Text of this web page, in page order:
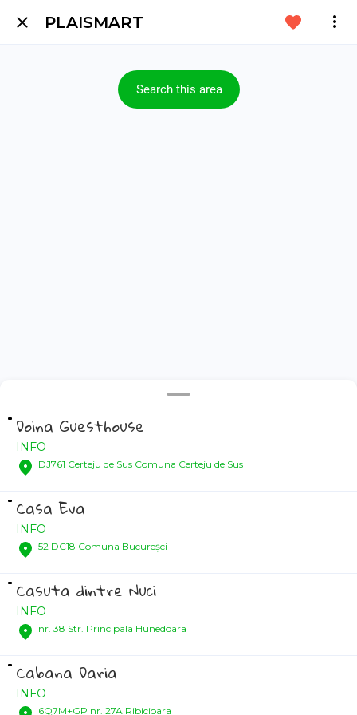
PLAISMART
Doina Guesthouse
INFO
DJ761 Certeju de Sus Comuna Certeju de Sus
Casa Eva
INFO
52 DC18 Comuna Bucureșci
Casuta dintre Nuci
INFO
nr. 38 Str. Principala Hunedoara
Cabana Daria
INFO
6Q7M+GP nr. 27A Ribicioara
Search this area